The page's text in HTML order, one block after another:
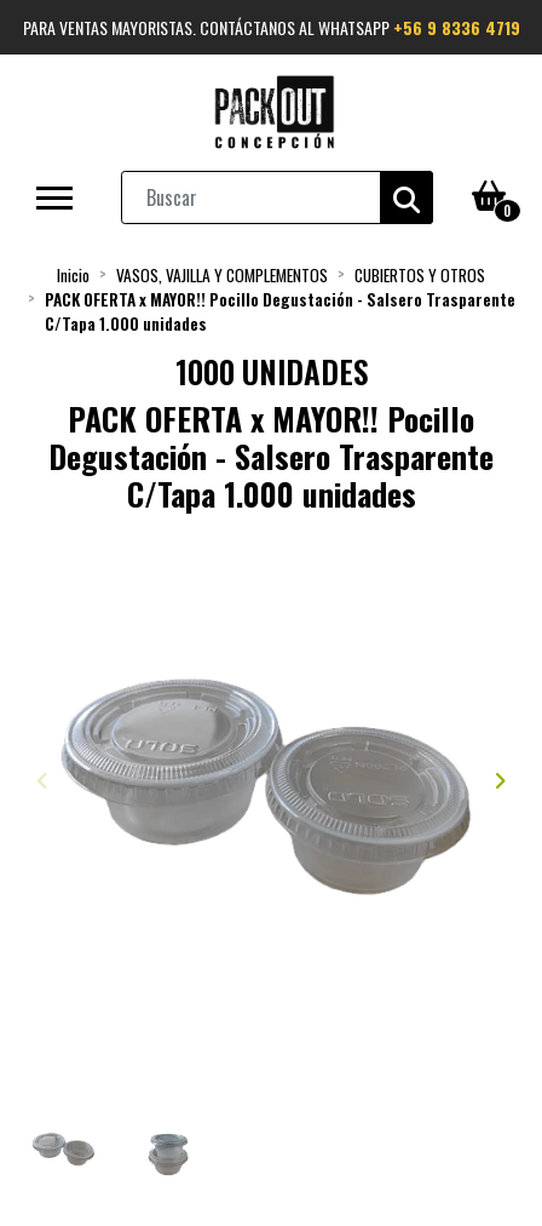
PARA VENTAS MAYORISTAS. CONTÁCTANOS AL WHATSAPP+56 9 8336 4719
0
Inicio VASOS, VAJILLA Y COMPLEMENTOS
CUBIERTOS Y OTROS
PACK OFERTA x MAYOR!! Pocillo Degustación - Salsero Trasparente
C/Tapa 1.000 unidades
1000 UNIDADES
PACK OFERTA x MAYOR!! Pocillo
Degustación - Salsero Trasparente
C/Tapa 1.000 unidades